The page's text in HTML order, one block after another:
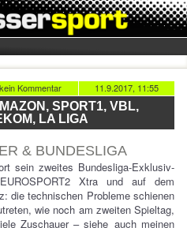
11.9.2017, 11:55
kein Kommentar
SPORT1, VBL,
LA LIGA
& BUNDESLIGA
sein zweites Bundesliga-Exklusiv-
Xtra und auf dem
die technischen Probleme schienen
wie noch am zweiten Spieltag,
Zuschauer – siehe auch meinen